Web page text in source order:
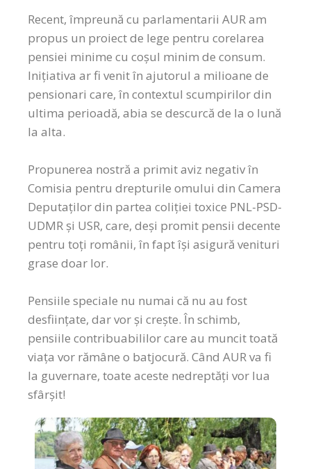
Recent, împreună cu parlamentarii AUR am
propus un proiect de lege pentru corelarea
pensiei minime cu coșul minim de consum.
Inițiativa ar fi venit în ajutorul a milioane de
pensionari care, în contextul scumpirilor din
ultima perioadă, abia se descurcă de la o lună
la alta.
Propunerea nostră a primit aviz negativ în
Comisia pentru drepturile omului din Camera
Deputaților din partea coliției toxice PNL-PSD-
UDMR și USR, care, deși promit pensii decente
pentru toți românii, în fapt își asigură venituri
grase doar lor.
Pensiile speciale nu numai că nu au fost
desființate, dar vor și crește. În schimb,
pensiile contribuabililor care au muncit toată
viața vor rămâne o batjocură. Când AUR va fi
la guvernare, toate aceste nedreptăți vor lua
sfârșit!